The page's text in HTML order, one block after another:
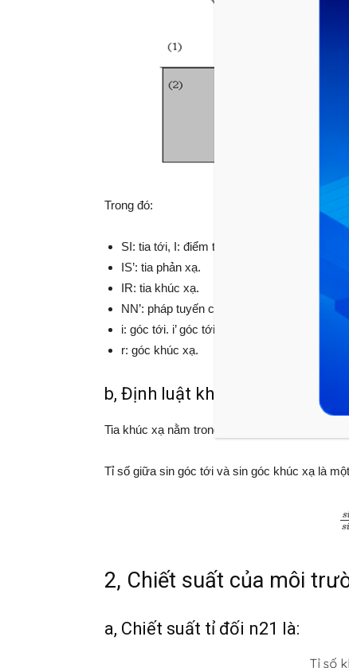
Trong đó:
SI: tia tới, I: điểm tới.
IS’: tia phản xạ.
IR: tia khúc xạ.
NN’: pháp tuyến của mặt phân cách.
i: góc tới. i’ góc tới (i=i’)
r: góc khúc xạ.
b, Định luật khúc xạ ánh sáng.
Tia khúc xạ nằm trong mặt phẳng tới và ở bên
Tỉ số giữa sin góc tới và sin góc khúc xạ là
2, Chiết suất của môi
a, Chiết suất tỉ đối n21 là: